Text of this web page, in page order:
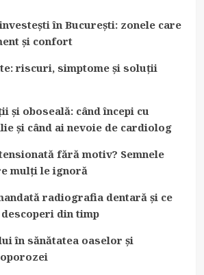
în București: zonele care
și confort
riscuri, simptome și soluții
și oboseală: când începi cu
și când ai nevoie de cardiolog
fără motiv? Semnele
mulți le ignoră
radiografia dentară și ce
din timp
în sănătatea oaselor și